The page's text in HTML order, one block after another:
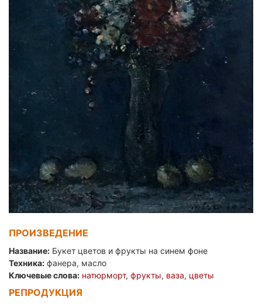
ПРОИЗВЕДЕНИЕ
Название: Букет цветов и фрукты на синем фоне
Техника: фанера, масло
Ключевые слова: натюрморт, фрукты, ваза, цветы
РЕПРОДУКЦИЯ